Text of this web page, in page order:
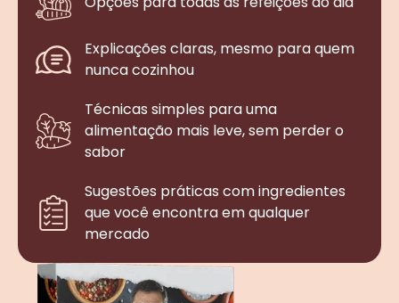
Explicações claras, mesmo para quem
nunca cozinhou
Técnicas simples para uma
alimentação mais leve, sem perder o
sabor
Sugestões práticas com ingredientes
que você encontra em qualquer
mercado